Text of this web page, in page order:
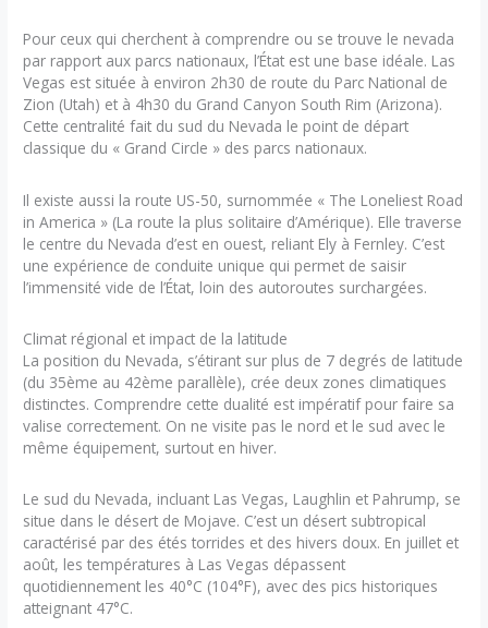
Pour ceux qui cherchent à comprendre ou se trouve le nevada
par rapport aux parcs nationaux, l’État est une base idéale. Las
Vegas est située à environ 2h30 de route du Parc National de
Zion (Utah) et à 4h30 du Grand Canyon South Rim (Arizona).
Cette centralité fait du sud du Nevada le point de départ
classique du « Grand Circle » des parcs nationaux.
Il existe aussi la route US-50, surnommée « The Loneliest Road
in America » (La route la plus solitaire d’Amérique). Elle traverse
le centre du Nevada d’est en ouest, reliant Ely à Fernley. C’est
une expérience de conduite unique qui permet de saisir
l’immensité vide de l’État, loin des autoroutes surchargées.
Climat régional et impact de la latitude
La position du Nevada, s’étirant sur plus de 7 degrés de latitude
(du 35ème au 42ème parallèle), crée deux zones climatiques
distinctes. Comprendre cette dualité est impératif pour faire sa
valise correctement. On ne visite pas le nord et le sud avec le
même équipement, surtout en hiver.
Le sud du Nevada, incluant Las Vegas, Laughlin et Pahrump, se
situe dans le désert de Mojave. C’est un désert subtropical
caractérisé par des étés torrides et des hivers doux. En juillet et
août, les températures à Las Vegas dépassent
quotidiennement les 40°C (104°F), avec des pics historiques
atteignant 47°C.